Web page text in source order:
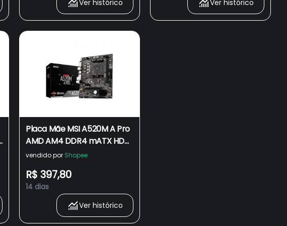
Ver histórico Ver histórico
Placa Mãe MSI A520M A Pro
AMD AM4 DDR4 mATX HDMI
DVI Ryzen 3000 4000 5000
vendido por Shopee
R$ 397,80
14 dias
Ver histórico